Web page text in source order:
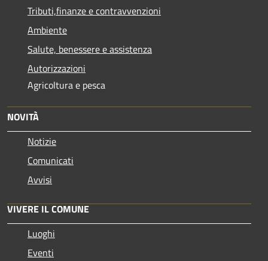
Tributi,finanze e contravvenzioni
Ambiente
Salute, benessere e assistenza
Autorizzazioni
Agricoltura e pesca
NOVITÀ
Notizie
Comunicati
Avvisi
VIVERE IL COMUNE
Luoghi
Eventi